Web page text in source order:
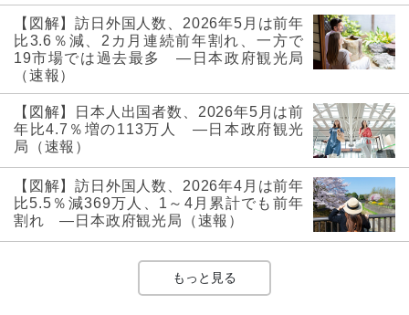
【図解】訪日外国人数、2026年5月は前年
比3.6％減、2カ月連続前年割れ、一方で
19市場では過去最多 ―日本政府観光局
（速報）
【図解】日本人出国者数、2026年5月は前
年比4.7％増の113万人 ―日本政府観光
局（速報）
【図解】訪日外国人数、2026年4月は前年
比5.5％減369万人、1～4月累計でも前年
割れ ―日本政府観光局（速報）
もっと見る